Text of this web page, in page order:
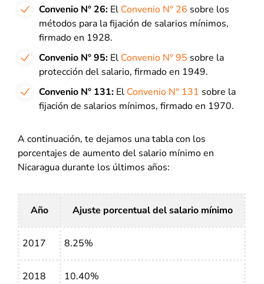
Convenio N° 26: El Convenio N° 26 sobre los
métodos para la fijación de salarios mínimos,
firmado en 1928.
Convenio N° 95: El Convenio N° 95 sobre la
protección del salario, firmado en 1949.
Convenio N° 131: El Convenio N° 131 sobre la
fijación de salarios mínimos, firmado en 1970.
A continuación, te dejamos una tabla con los
porcentajes de aumento del salario mínimo en
Nicaragua durante los últimos años:
Año Ajuste porcentual del salario mínimo
2017 8.25%
2018 10.40%